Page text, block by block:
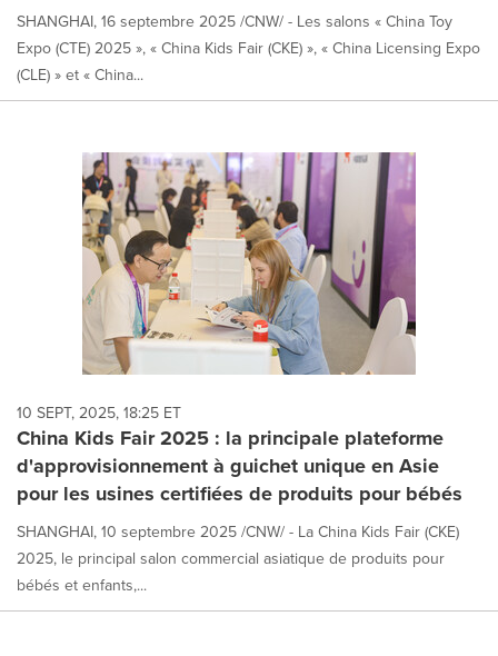
SHANGHAI, 16 septembre 2025 /CNW/ - Les salons « China Toy
Expo (CTE) 2025 », « China Kids Fair (CKE) », « China Licensing Expo
(CLE) » et « China...
10 SEPT, 2025, 18:25 ET
China Kids Fair 2025 : la principale plateforme
d'approvisionnement à guichet unique en Asie
pour les usines certifiées de produits pour bébés
SHANGHAI, 10 septembre 2025 /CNW/ - La China Kids Fair (CKE)
2025, le principal salon commercial asiatique de produits pour
bébés et enfants,...